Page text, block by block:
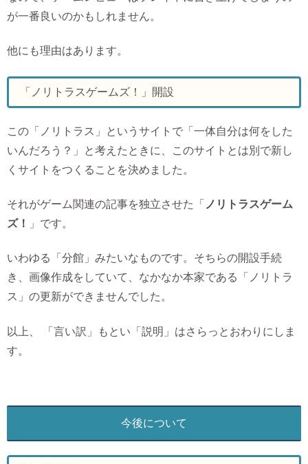
が一番良いのかもしれません。
他にも理由はあります。
「ノリトラスゲームズ！」開設
この「ノリトラス」というサイトで「一体自分は何をした
いんだろう？」と考えたときに、このサイトとは別で新し
くサイトをつくることを決めました。
それがゲーム関連の記事を独立させた「 ノリトラスゲーム
ズ！
」です。
いわゆる「分館」みたいなものです。そちらの開設手続
き、画像作成をしていて、なかなか本家である「ノリトラ
ス」の更新ができませんでした。
以上、 「言い訳」もとい「説明」はさらっとおわりにしま
す。
今後について